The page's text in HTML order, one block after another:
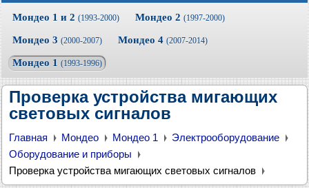
Мондео 1 и 2 (1993-2000) Мондео 2 (1997-2000)
Мондео 3 (2000-2007) Мондео 4 (2007-2014)
Мондео 1 (1993-1996)
Проверка устройства мигающих
световых сигналов
Главная Мондео Мондео 1
Электрооборудование
Оборудование и приборы
Проверка устройства мигающих световых сигналов